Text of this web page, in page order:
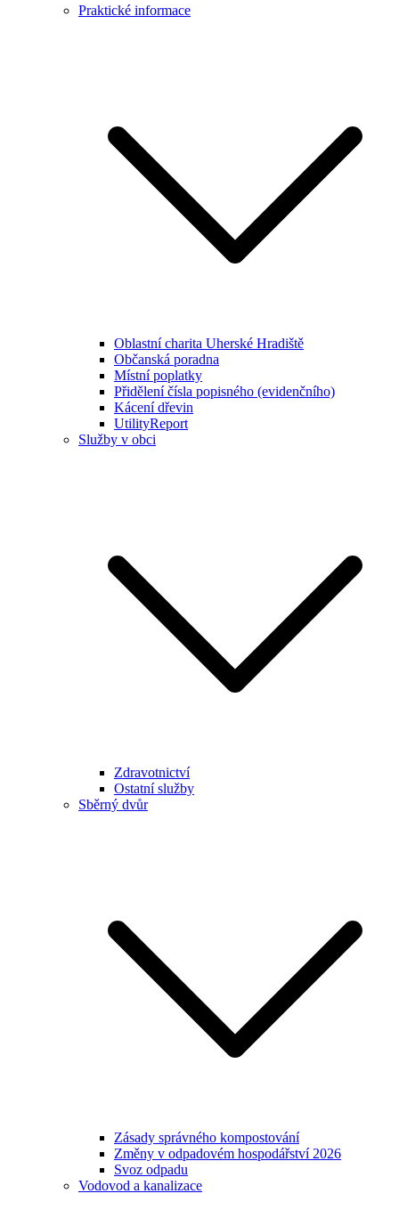
Praktické informace
Oblastní charita Uherské Hradiště
Občanská poradna
Místní poplatky
Přidělení čísla popisného (evidenčního)
Kácení dřevin
UtilityReport
Služby v obci
Zdravotnictví
Ostatní služby
Sběrný dvůr
Zásady správného kompostování
Změny v odpadovém hospodářství 2026
Svoz odpadu
Vodovod a kanalizace